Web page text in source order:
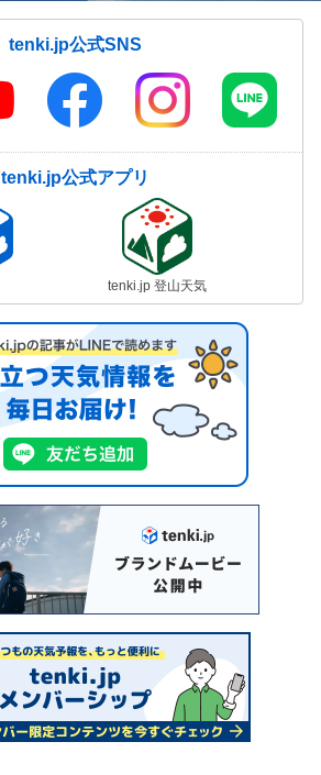
tenki.jp公式SNS
tenki.jp公式アプリ
tenki.jp 登山天気